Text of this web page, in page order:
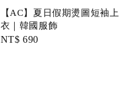
【AC】夏日假期燙圖短袖上
衣｜韓國服飾
Regular
NT$ 690